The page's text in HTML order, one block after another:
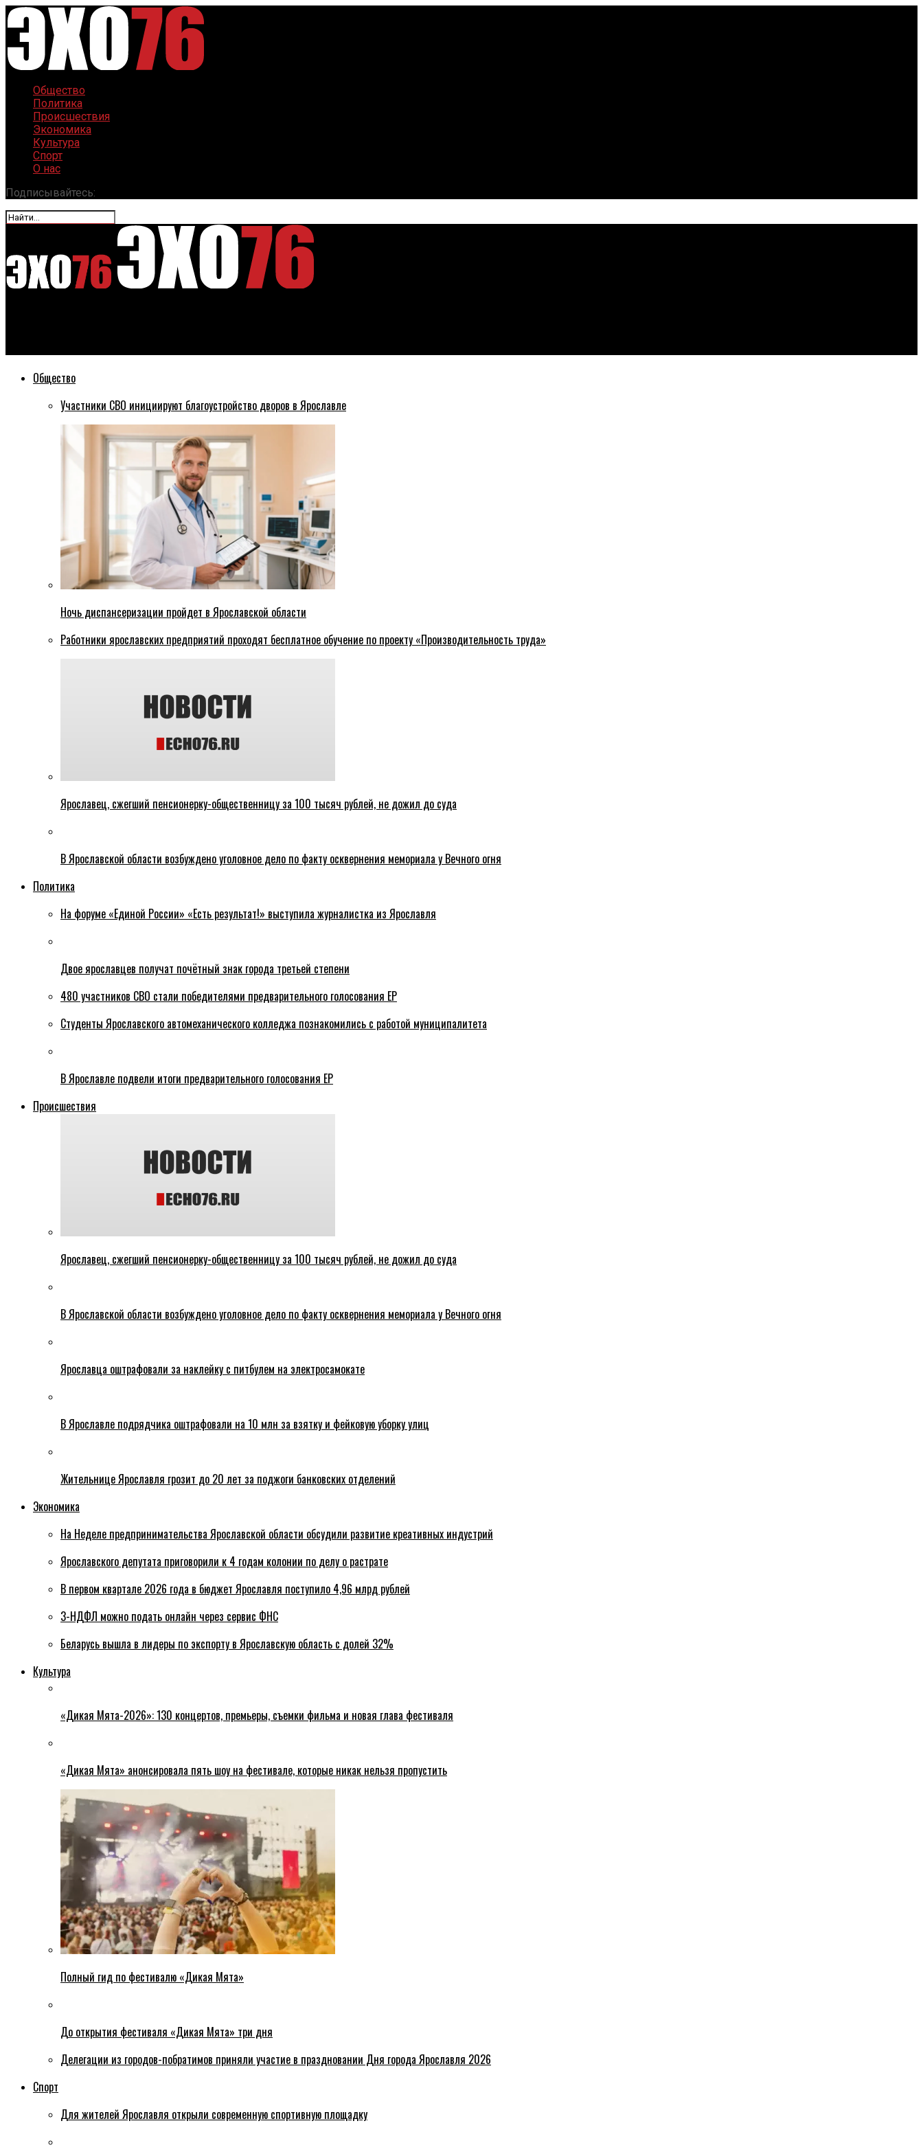
Общество
Политика
Происшествия
Экономика
Культура
Спорт
О нас
Подписывайтесь:
Общество
Участники СВО инициируют благоустройство дворов в Ярославле
Ночь диспансеризации пройдет в Ярославской области
Работники ярославских предприятий проходят бесплатное обучение по проекту «Производительность труда»
Ярославец, сжегший пенсионерку-общественницу за 100 тысяч рублей, не дожил до суда
В Ярославской области возбуждено уголовное дело по факту осквернения мемориала у Вечного огня
Политика
На форуме «Единой России» «Есть результат!» выступила журналистка из Ярославля
Двое ярославцев получат почётный знак города третьей степени
480 участников СВО стали победителями предварительного голосования ЕР
Студенты Ярославского автомеханического колледжа познакомились с работой муниципалитета
В Ярославле подвели итоги предварительного голосования ЕР
Происшествия
Ярославец, сжегший пенсионерку-общественницу за 100 тысяч рублей, не дожил до суда
В Ярославской области возбуждено уголовное дело по факту осквернения мемориала у Вечного огня
Ярославца оштрафовали за наклейку с питбулем на электросамокате
В Ярославле подрядчика оштрафовали на 10 млн за взятку и фейковую уборку улиц
Жительнице Ярославля грозит до 20 лет за поджоги банковских отделений
Экономика
На Неделе предпринимательства Ярославской области обсудили развитие креативных индустрий
Ярославского депутата приговорили к 4 годам колонии по делу о растрате
В первом квартале 2026 года в бюджет Ярославля поступило 4,96 млрд рублей
3-НДФЛ можно подать онлайн через сервис ФНС
Беларусь вышла в лидеры по экспорту в Ярославскую область с долей 32%
Культура
«Дикая Мята-2026»: 130 концертов, премьеры, съемки фильма и новая глава фестиваля
«Дикая Мята» анонсировала пять шоу на фестивале, которые никак нельзя пропустить
Полный гид по фестивалю «Дикая Мята»
До открытия фестиваля «Дикая Мята» три дня
Делегации из городов-побратимов приняли участие в праздновании Дня города Ярославля 2026
Спорт
Для жителей Ярославля открыли современную спортивную площадку